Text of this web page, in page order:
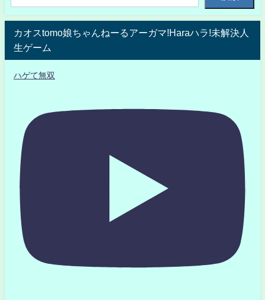
カオスtomo娘ちゃんねーるアーガマ!Haraハラ!未解決人
生ゲーム
ハゲて無双